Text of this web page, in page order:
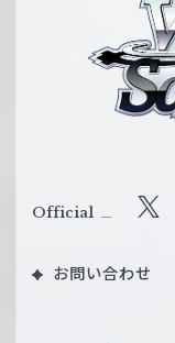
ス
ル
W
Official X
お問い合わせ